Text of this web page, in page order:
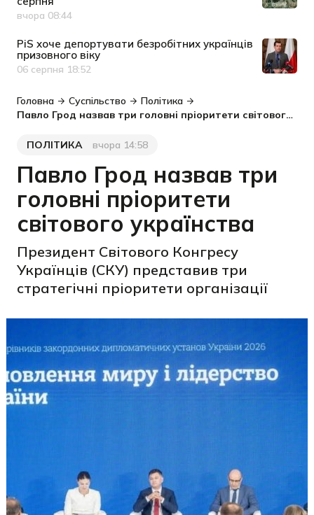
Дата публікації
вчора 08:44
PiS хоче депортувати безробітних українців
призовного віку
Дата публікації
06 серпня 18:52
Головна Суспільство
Політика
Павло Грод назвав три головні пріоритети світового українства
Категорія
ПОЛІТИКА
Дата публікаціївчора 14:58
Павло Грод назвав три
головні пріоритети
світового українства
Президент Світового Конгресу
Українців (СКУ) представив три
стратегічні пріоритети організації